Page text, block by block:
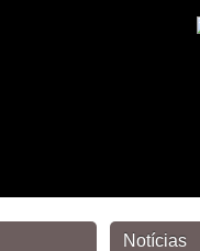
Notícias